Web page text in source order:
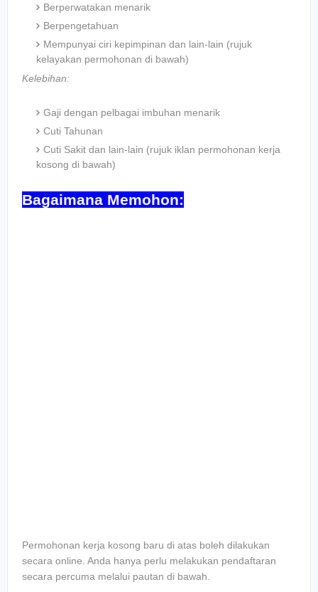
Berperwatakan menarik
Berpengetahuan
Mempunyai ciri kepimpinan dan lain-lain (rujuk
kelayakan permohonan di bawah)
Kelebihan:
Gaji dengan pelbagai imbuhan menarik
Cuti Tahunan
Cuti Sakit dan lain-lain (rujuk iklan permohonan kerja
kosong di bawah)
Bagaimana Memohon:
Permohonan kerja kosong baru di atas boleh dilakukan
secara online. Anda hanya perlu melakukan pendaftaran
secara percuma melalui pautan di bawah.